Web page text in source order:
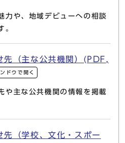
力や、地域デビューへの相談
。
先（主な公共機関）(PDF,
ドウで開く
や主な公共機関の情報を掲載
先（学校、文化・スポー